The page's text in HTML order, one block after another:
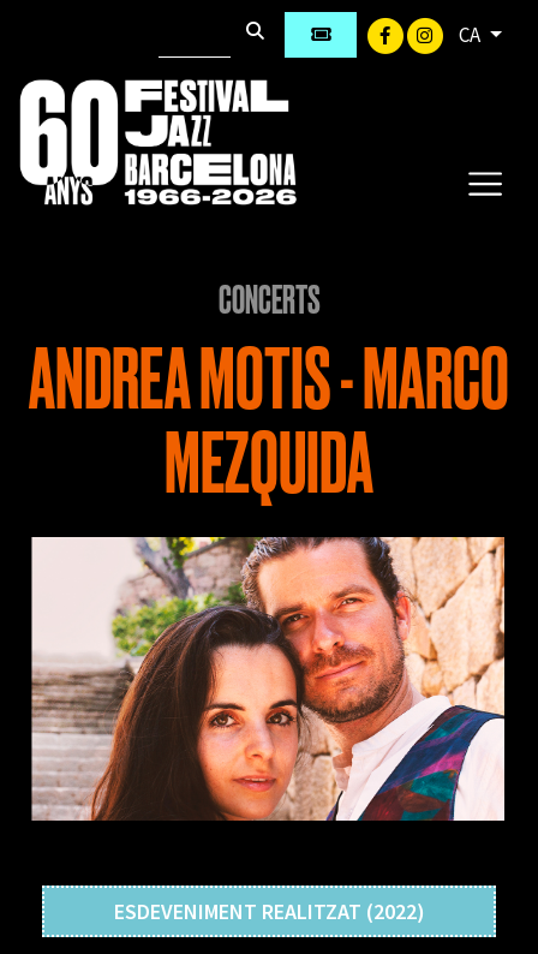
CA
CONCERTS
ANDREA MOTIS - MARCO
MEZQUIDA
ESDEVENIMENT REALITZAT (2022)